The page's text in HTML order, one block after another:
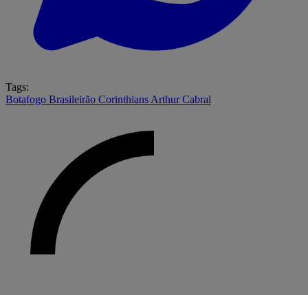
Tags:
Botafogo Brasileirão Corinthians Arthur Cabral